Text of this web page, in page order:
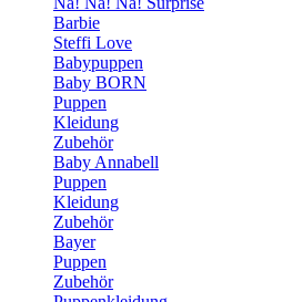
Barbie
Steffi Love
Babypuppen
Baby BORN
Puppen
Kleidung
Zubehör
Baby Annabell
Puppen
Kleidung
Zubehör
Bayer
Puppen
Zubehör